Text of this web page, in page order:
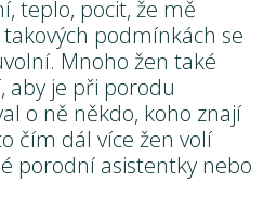
teplo, pocit, že mě
podmínkách se
Mnoho žen také
aby je při porodu
o ně někdo, koho znají
čím dál více žen volí
porodní asistentky nebo